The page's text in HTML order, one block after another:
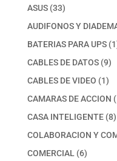
ASUS 3333
productos
AUDIFONOS Y
BATERIAS PARA UPS 1
CABLES DE DATOS 99
CABLES DE VIDEO 11
CAMARAS DE ACCION
CASA INTELIGENTE 88
COLABORACION Y
COMERCIAL 66